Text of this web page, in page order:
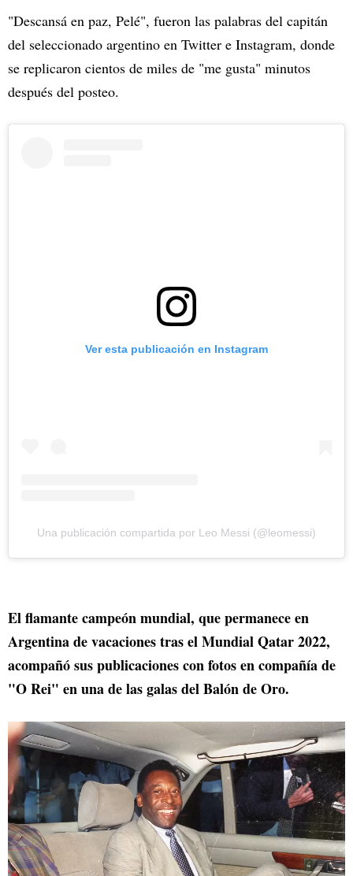
"Descansá en paz, Pelé", fueron las palabras del capitán
del seleccionado argentino en Twitter e Instagram, donde
se replicaron cientos de miles de "me gusta" minutos
después del posteo.
Ver esta publicación en Instagram
Una publicación compartida por Leo Messi (@leomessi)
El flamante campeón mundial, que permanece en
Argentina de vacaciones tras el Mundial Qatar 2022,
acompañó sus publicaciones con fotos en compañía de
"O Rei" en una de las galas del Balón de Oro.